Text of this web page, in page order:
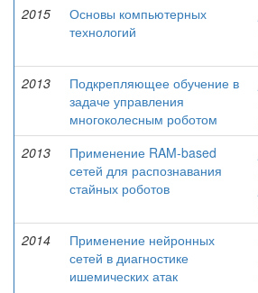
2015
Основы компьютерных
технологий
2013
Подкрепляющее обучение в
задаче управления
многоколесным роботом
2013
Применение RAM-based
сетей для распознавания
стайных роботов
2014
Применение нейронных
сетей в диагностике
ишемических атак